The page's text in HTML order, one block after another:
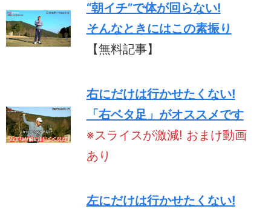
“朝イチ”で体が回らない!
そんなときにはこの素振り
【無料記事】
右にだけは行かせたくない!
「右ベタ足」がオススメです
※スライスが激減! おまけ動画
あり
左にだけは行かせたくない!